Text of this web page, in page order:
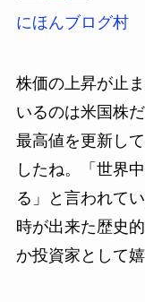
にほんブログ村
株価の上昇が止
いるのは米国株
最高値を更新し
したね。「世界
る」と言われて
時が出来た歴史
か投資家として